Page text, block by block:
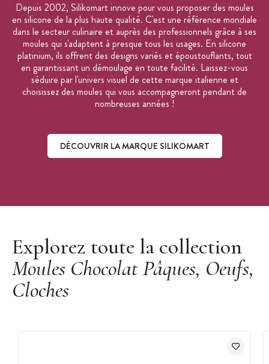
Depuis 2002, Silikomart innove pour vous proposer des moules
en silicone de la plus haute qualité. C'est une référence mondiale
dans le secteur culinaire et auprès des professionnels grâce à ses
moules qui s'adaptent à presque tous les usages. En silicone
platinium, ils offrent des designs variés et époustouflants, tout
en garantissant un démoulage en toute facilité. Laissez-vous
séduire par l'univers visuel de cette marque italienne et
choisissez des moules qui vous accompagneront pendant de
nombreuses années !
DÉCOUVRIR LA MARQUE SILIKOMART
Explorez toute la collection
Moules Chocolat Pâques, Oeufs,
Cloches